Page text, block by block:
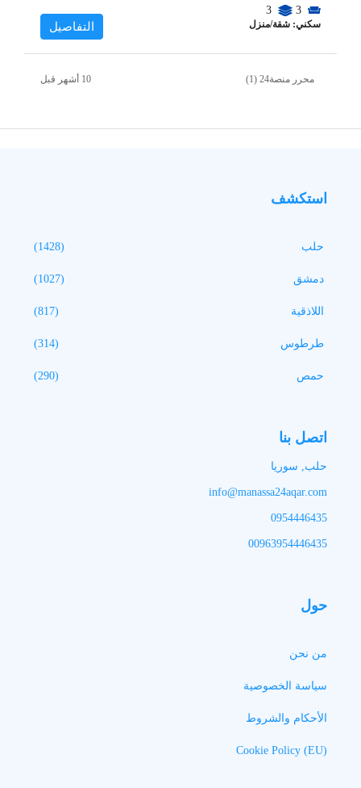
3
3
سكني: شقة/منزل التفاصيل
محرر منصة24 (1)
استكشف
حلب (1428)
دمشق (1027)
اللاذقية (817)
طرطوس (314)
حمص (290)
اتصل بنا
حلب, سوريا
info@manassa24aqar.com
0954446435
00963954446435
حول
من نحن
سياسة الخصوصية
الأحكام والشروط
Cookie Policy (EU)